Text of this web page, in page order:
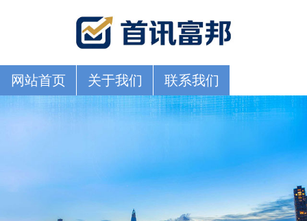
网站首页 关于我们 联系我们